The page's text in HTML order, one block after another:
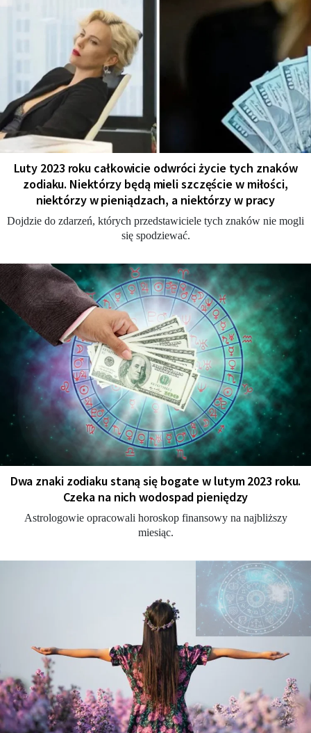
Luty 2023 roku całkowicie odwróci życie tych znaków
zodiaku. Niektórzy będą mieli szczęście w miłości,
niektórzy w pieniądzach, a niektórzy w pracy
Dojdzie do zdarzeń, których przedstawiciele tych znaków nie mogli
się spodziewać.
Dwa znaki zodiaku staną się bogate w lutym 2023 roku.
Czeka na nich wodospad pieniędzy
Astrologowie opracowali horoskop finansowy na najbliższy
miesiąc.